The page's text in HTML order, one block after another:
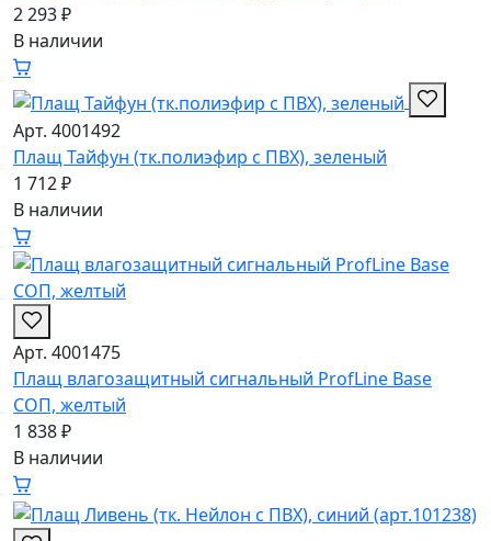
2 293 ₽
В наличии
Арт. 4001492
Плащ Тайфун (тк.полиэфир с ПВХ), зеленый
1 712 ₽
В наличии
Арт. 4001475
Плащ влагозащитный сигнальный ProfLine Base
СОП, желтый
1 838 ₽
В наличии